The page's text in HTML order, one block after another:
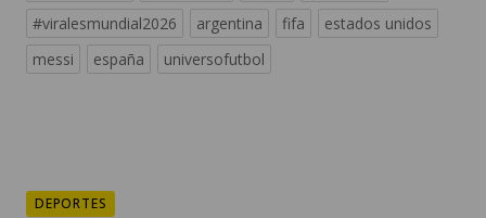
#viralesmundial2026
argentina fifa
estados unidos
messi
españa universofutbol
DEPORTES